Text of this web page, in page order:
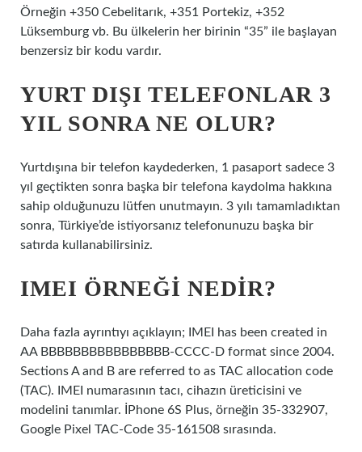
Örneğin +350 Cebelitarık, +351 Portekiz, +352
Lüksemburg vb. Bu ülkelerin her birinin “35” ile başlayan
benzersiz bir kodu vardır.
YURT DIŞI TELEFONLAR 3
YIL SONRA NE OLUR?
Yurtdışına bir telefon kaydederken, 1 pasaport sadece 3
yıl geçtikten sonra başka bir telefona kaydolma hakkına
sahip olduğunuzu lütfen unutmayın. 3 yılı tamamladıktan
sonra, Türkiye’de istiyorsanız telefonunuzu başka bir
satırda kullanabilirsiniz.
IMEI ÖRNEĞI NEDIR?
Daha fazla ayrıntıyı açıklayın; IMEI has been created in
AA BBBBBBBBBBBBBBBB-CCCC-D format since 2004.
Sections A and B are referred to as TAC allocation code
(TAC). IMEI numarasının tacı, cihazın üreticisini ve
modelini tanımlar. İPhone 6S Plus, örneğin 35-332907,
Google Pixel TAC-Code 35-161508 sırasında.